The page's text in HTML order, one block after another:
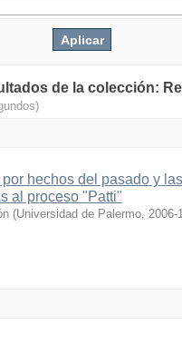
de la colección:
hechos del pasado y
al proceso "Patti"
(Universidad de Palermo, 2006-